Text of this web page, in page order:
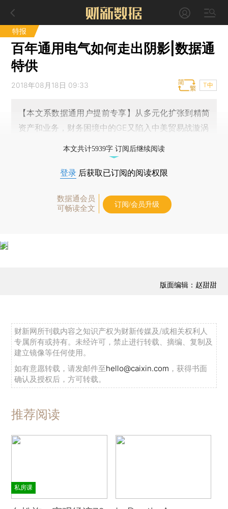
特报
百年通用电气如何走出阴影|数据通
特供
2018年08月18日 09:33 T中
【本文系数据通用户提前专享】从多元化扩张到精简
资产和业务，财务困境中的GE又陷入中美贸易战漩涡
本文共计5939字 订阅后继续阅读
登录 后获取已订阅的阅读权限
数据通会员
可畅读全文
订阅/会员升级
版面编辑：赵甜甜
财新网所刊载内容之知识产权为财新传媒及/或相关权利人
专属所有或持有。未经许可，禁止进行转载、摘编、复制及
建立镜像等任何使用。
如有意愿转载，请发邮件至hello@caixin.com ，获得书面
确认及授权后，方可转载。
推荐阅读
私房课